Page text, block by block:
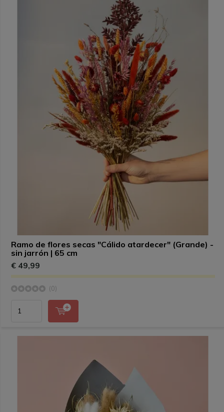
Ramo de flores secas "Cálido atardecer" (Grande) -
sin jarrón | 65 cm
€ 49,99
(0)